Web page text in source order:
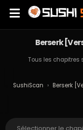
Berserk
Tous les chapitres
SushiScan › Berserk